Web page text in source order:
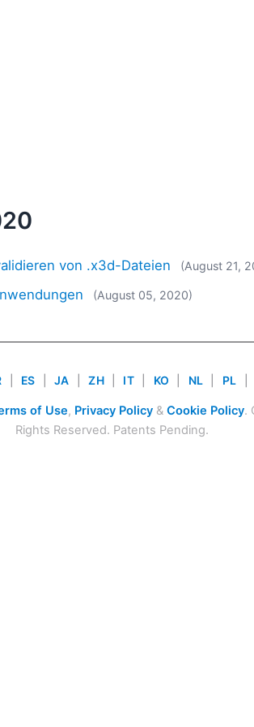
von .x3d-Dateien (August 21,
(August 05, 2020)
ES JA ZH IT KO NL PL
of Use, Privacy Policy& Cookie Policy.
Rights Reserved. Patents Pending.